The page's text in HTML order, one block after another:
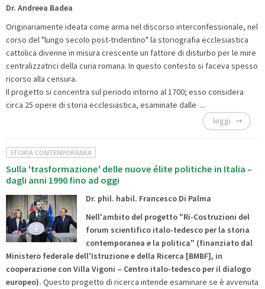
Dr. Andreea Badea
Originariamente ideata come arma nel discorso interconfessionale, nel
corso del "lungo secolo post-tridentino" la storiografia ecclesiastica
cattolica divenne in misura crescente un fattore di disturbo per le mire
centralizzatrici della curia romana. In questo contesto si faceva spesso
ricorso alla censura.
Il progetto si concentra sul periodo intorno al 1700; esso considera
circa 25 opere di storia ecclesiastica, esaminate dalle ...
leggi
STORIA CONTEMPORANEA
Sulla 'trasformazione' delle nuove élite politiche in Italia –
dagli anni 1990 fino ad oggi
Dr. phil. habil. Francesco Di Palma
Nell'ambito del progetto "Ri-Costruzioni del
forum scientifico italo-tedesco per la storia
contemporanea e la politica" (finanziato dal
Ministero federale dell'Istruzione e della Ricerca [BMBF], in
cooperazione con Villa Vigoni – Centro italo-tedesco per il dialogo
europeo). Questo progetto di ricerca intende esaminare se è avvenuta